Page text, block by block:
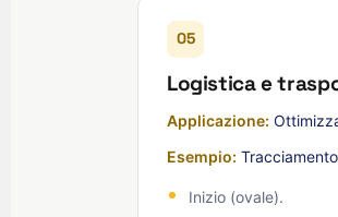
05
Logistica e
Applicazione:
Esempio:
Inizio (ovale).